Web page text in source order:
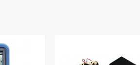
сопротивления
переменного напряжения частотой